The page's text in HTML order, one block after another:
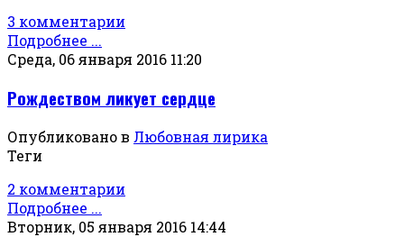
3 комментарии
Подробнее ...
Среда, 06 января 2016 11:20
Рождеством ликует сердце
Опубликовано в Любовная лирика
Теги
2 комментарии
Подробнее ...
Вторник, 05 января 2016 14:44